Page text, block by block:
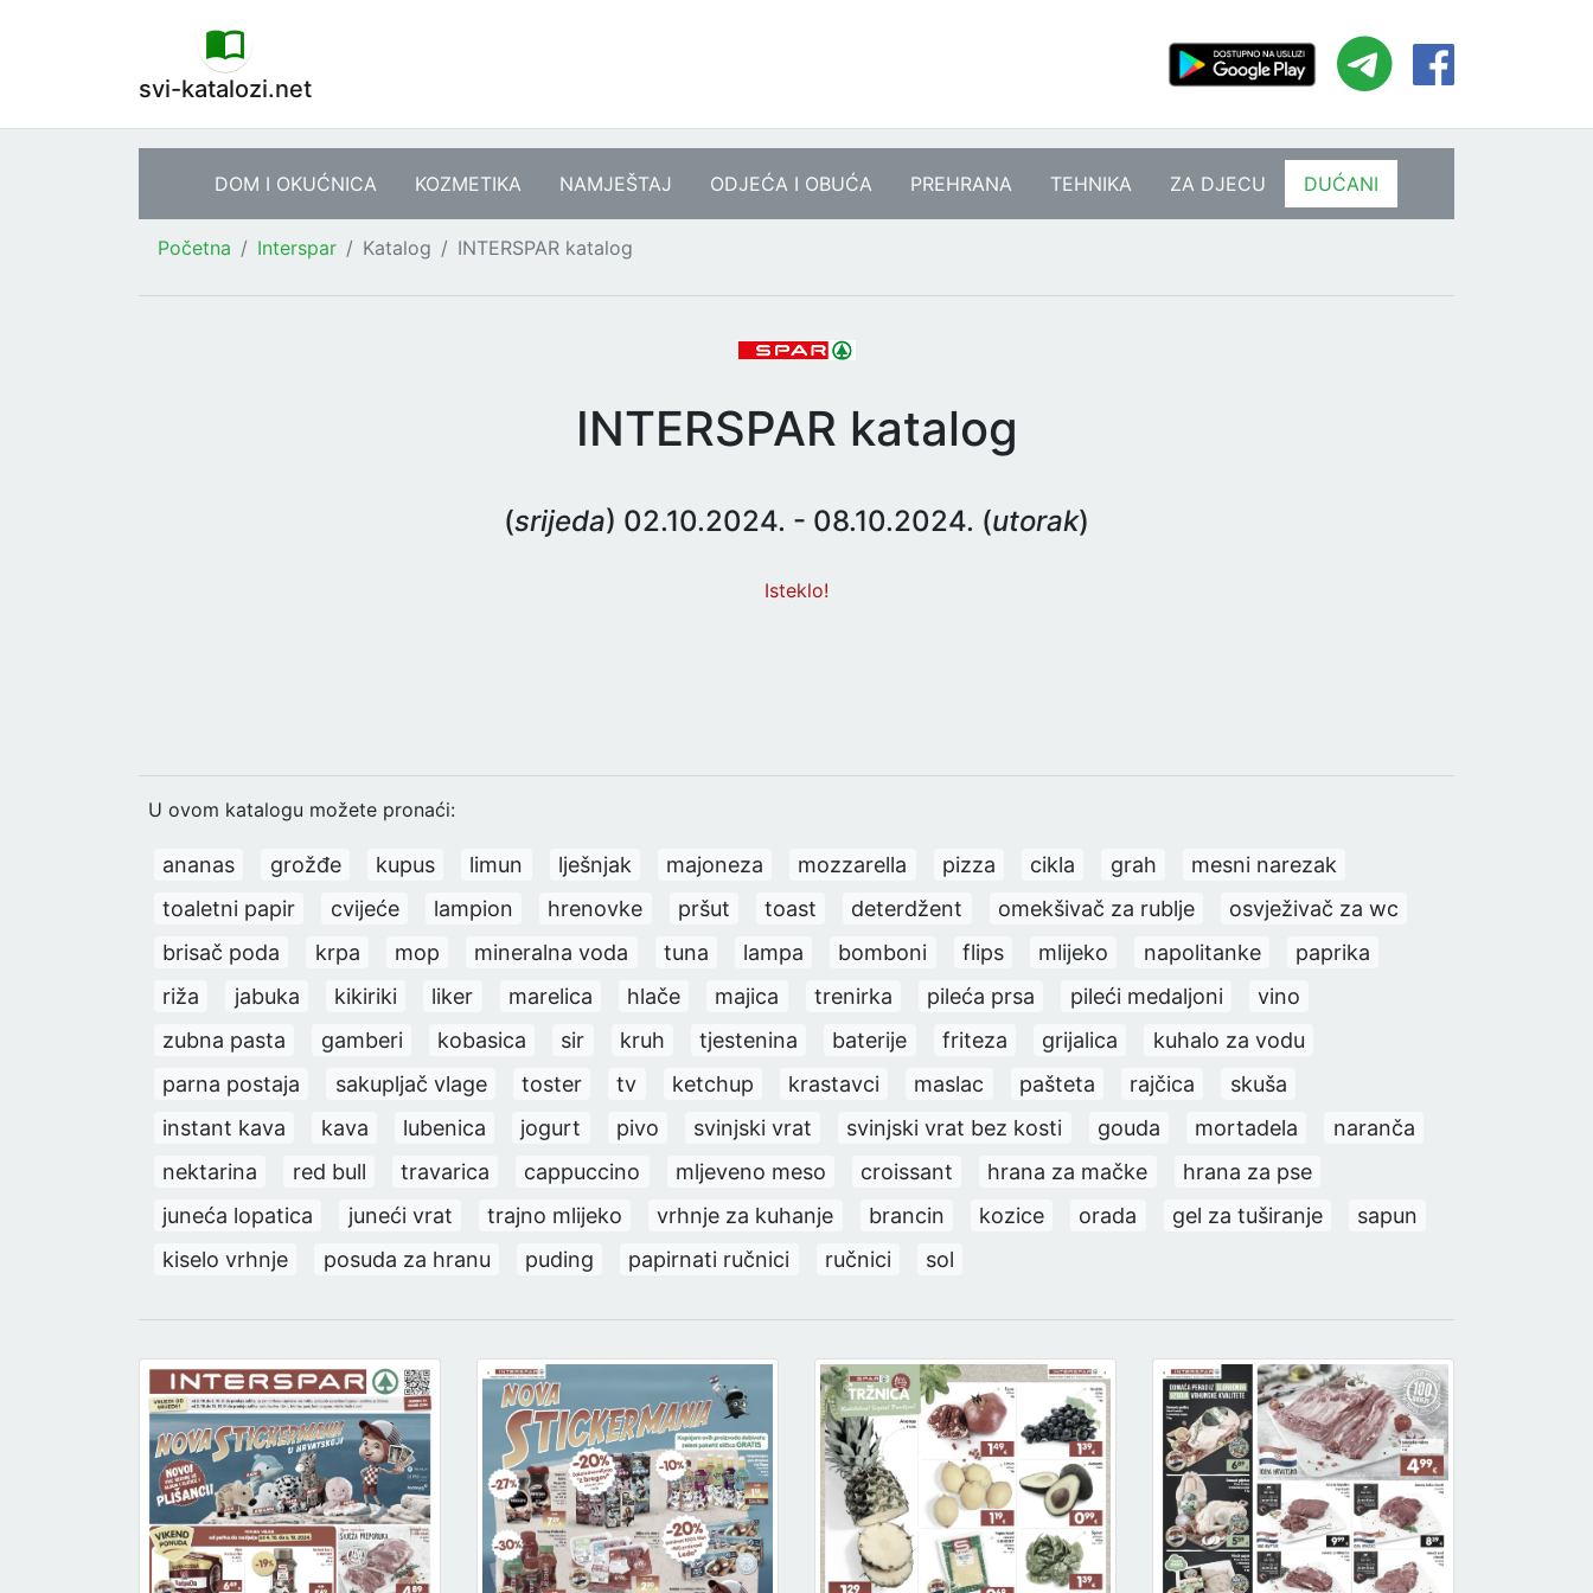
svi-katalozi.net
DOM I OKUĆNICA KOZMETIKA NAMJEŠTAJ ODJEĆA I OBUĆA PREHRANA TEHNIKA ZA DJECU DUĆANI
Početna Interspar Katalog INTERSPAR katalog
INTERSPAR katalog
(srijeda) 02.10.2024. - 08.10.2024. (utorak)
Isteklo!
U ovom katalogu možete pronaći:
ananas grožđe kupus limun lješnjak majoneza mozzarella pizza cikla grah
mesni narezak
toaletni papir
cvijeće lampion hrenovke pršut toast deterdžent omekšivač za rublje
osvježivač za wc
brisač poda
krpa mop mineralna voda tuna lampa bomboni flips mlijeko napolitanke
paprika
riža
jabuka kikiriki liker marelica hlače majica trenirka pileća prsa pileći medaljoni
vino
zubna pasta
gamberi kobasica sir kruh tjestenina baterije friteza grijalica
kuhalo za vodu
parna postaja
sakupljač vlage toster tv ketchup krastavci maslac pašteta rajčica
skuša
instant kava
kava lubenica jogurt pivo svinjski vrat svinjski vrat bez kosti gouda mortadela
naranča
nektarina
red bull travarica cappuccino mljeveno meso croissant hrana za mačke
hrana za pse
juneća lopatica
juneći vrat trajno mlijeko vrhnje za kuhanje brancin kozice orada gel za tuširanje
sapun
kiselo vrhnje
posuda za hranu puding papirnati ručnici ručnici sol